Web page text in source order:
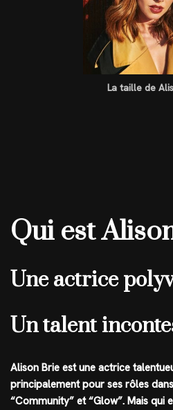
La taille de
Qui est
Une actrice
Un talent
Alison Brie est une actrice
principalement pour ses rôles
“Community” et “Glow”. Mais qui